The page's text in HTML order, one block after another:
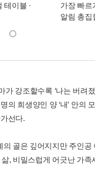
테이블 ·
가장 빠르
알림 총집
강조할수록 ‘나는 버려
의 희생양인 양 ‘내’ 안의
선다.
골은 깊어지지만 주인공
, 비밀스럽게 어긋난 가족